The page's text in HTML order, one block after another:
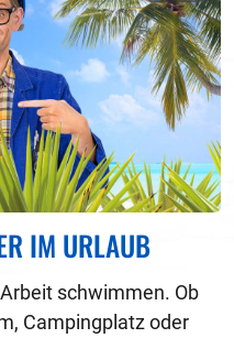
IM URLAUB
schwimmen. Ob
Campingplatz oder